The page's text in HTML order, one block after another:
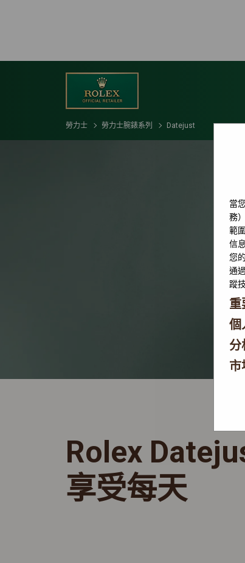
勞力士 勞力士腕錶系列 Datejust
Rolex
享受每天
當
務
範
信
您
通
蹤
重
個
分
市